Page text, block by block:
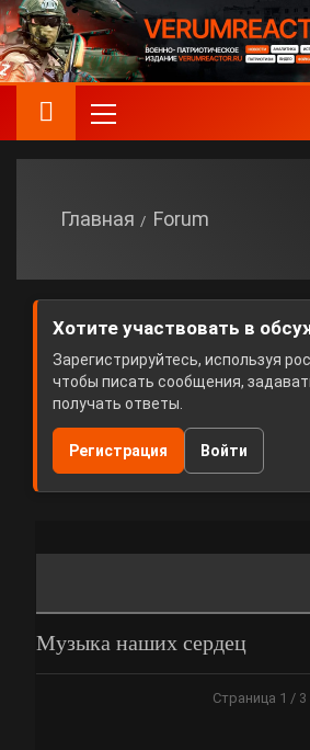
Главная Forum
Хотите участвовать в
Зарегистрируйтесь, используя
чтобы писать сообщения,
получать ответы.
Регистрация Войти
Музыка наших сердец
Страница 1 / 3